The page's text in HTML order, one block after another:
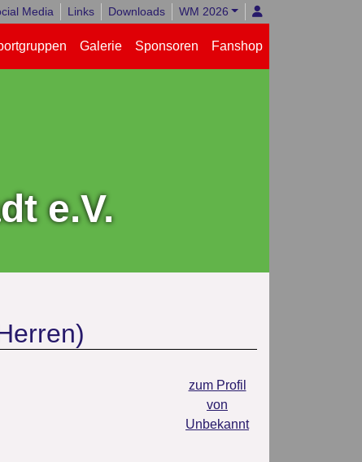
Media Links Downloads WM 2026
Galerie Sponsoren Fanshop
e.V.
zum Profil
von
Unbekannt